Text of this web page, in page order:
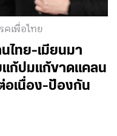
เพื่อไทย
ไทย-เมียนมา
แก้ปมแก้ขาดแคลน
อเนื่อง-ป้องกัน